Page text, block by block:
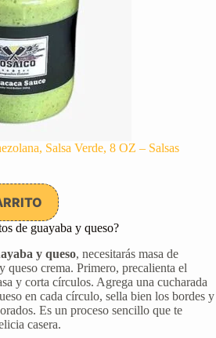
Salsa Verde, 8 OZ – Salsas
de guayaba y queso?
y queso, necesitarás masa de
queso crema. Primero, precalienta el
y corta círculos. Agrega una cucharada
en cada círculo, sella bien los bordes y
Es un proceso sencillo que te
casera.